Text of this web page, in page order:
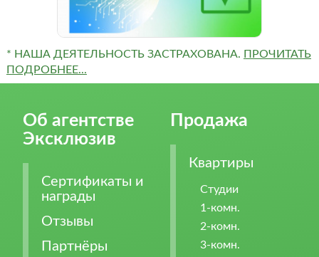
* НАША ДЕЯТЕЛЬНОСТЬ ЗАСТРАХОВАНА. ПРОЧИТАТЬ
ПОДРОБНЕЕ...
Об агентстве
Эксклюзив
Сертификаты и
награды
Отзывы
Партнёры
Продажа
Квартиры
Студии
1-комн.
2-комн.
3-комн.